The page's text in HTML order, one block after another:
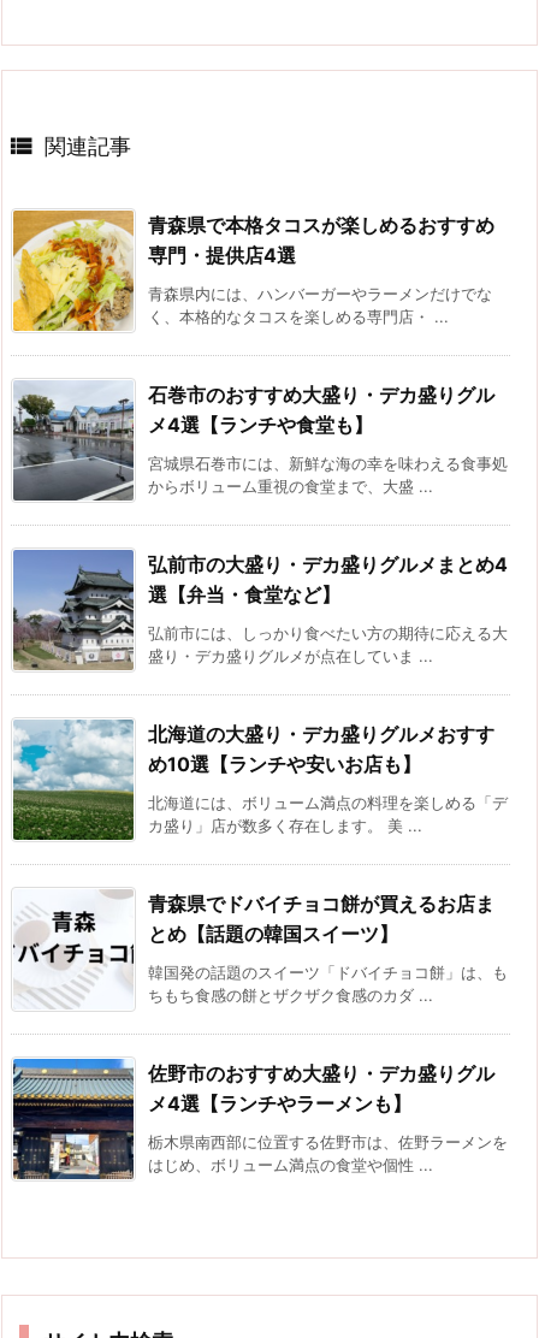
 関連記事
青森県で本格タコスが楽しめるおすすめ
専門・提供店4選
青森県内には、ハンバーガーやラーメンだけでな
く、本格的なタコスを楽しめる専門店・ ...
石巻市のおすすめ大盛り・デカ盛りグル
メ4選【ランチや食堂も】
宮城県石巻市には、新鮮な海の幸を味わえる食事処
からボリューム重視の食堂まで、大盛 ...
弘前市の大盛り・デカ盛りグルメまとめ4
選【弁当・食堂など】
弘前市には、しっかり食べたい方の期待に応える大
盛り・デカ盛りグルメが点在していま ...
北海道の大盛り・デカ盛りグルメおすす
め10選【ランチや安いお店も】
北海道には、ボリューム満点の料理を楽しめる「デ
カ盛り」店が数多く存在します。 美 ...
青森県でドバイチョコ餅が買えるお店ま
とめ【話題の韓国スイーツ】
韓国発の話題のスイーツ「ドバイチョコ餅」は、も
ちもち食感の餅とザクザク食感のカダ ...
佐野市のおすすめ大盛り・デカ盛りグル
メ4選【ランチやラーメンも】
栃木県南西部に位置する佐野市は、佐野ラーメンを
はじめ、ボリューム満点の食堂や個性 ...